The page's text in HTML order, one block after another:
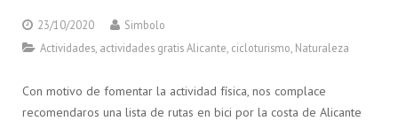
23/10/2020
Simbolo
Actividades actividades gratis Alicante cicloturismo Naturaleza
Con motivo de fomentar la actividad física, nos complace
recomendaros una lista de rutas en bici por la costa de Alicante